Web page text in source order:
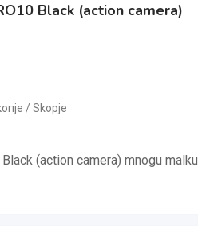
Black (action camera)
/ Skopje
(action camera) mnogu malku